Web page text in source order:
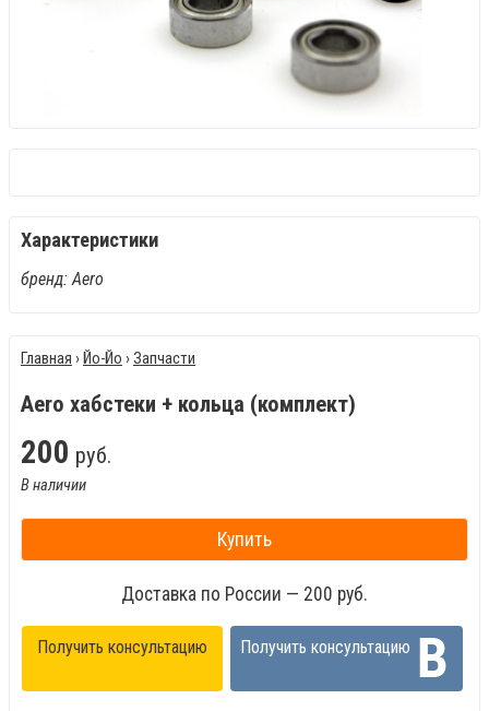
Характеристики
бренд: Aero
Главная ›Йо-Йо ›Запчасти
Aero хабстеки + кольца (комплект)
200 руб.
В наличии
Купить
Доставка по России — 200 руб.
Получить консультацию Получить консультацию